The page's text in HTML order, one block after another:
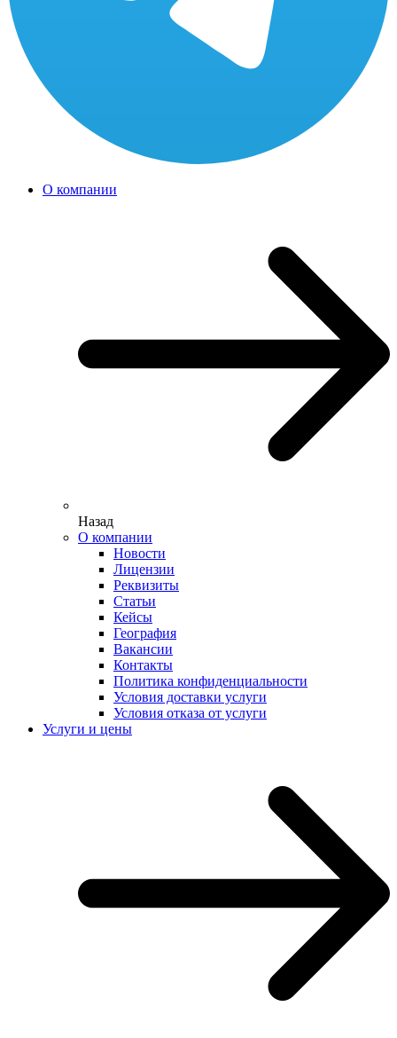
О компании
Назад
О компании
Новости
Лицензии
Реквизиты
Статьи
Кейсы
География
Вакансии
Контакты
Политика конфиденциальности
Условия доставки услуги
Условия отказа от услуги
Услуги и цены